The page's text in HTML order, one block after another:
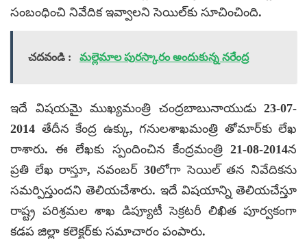
సంబంధించి నివేదిక ఇవ్వాలని సెయిల్‌కు సూచించింది.
చదవండి : మల్లెమాల పురస్కారం అందుకున్న నరేంద్ర
ఇదే విషయమై ముఖ్యమంత్రి చంద్రబాబునాయుడు 23-07-
2014 తేదీన కేంద్ర ఉక్కు, గనులశాఖమంత్రి తోమార్‌కు లేఖ
రాశారు. ఈ లేఖకు స్పందించిన కేంద్రమంత్రి 21-08-2014న
ప్రతి లేఖ రాస్తూ, నవంబర్‌ 30లోగా సెయిల్‌ తన నివేదికను
సమర్పిస్తుందని తెలియచేశారు. ఇదే విషయాన్ని తెలియచేస్తూ
రాష్ట్ర పరిశ్రమల శాఖ డిప్యూటీ సెక్రటరీ లిఖిత పూర్వకంగా
కడప జిల్లా కలెక్టర్‌కు సమాచారం పంపారు.